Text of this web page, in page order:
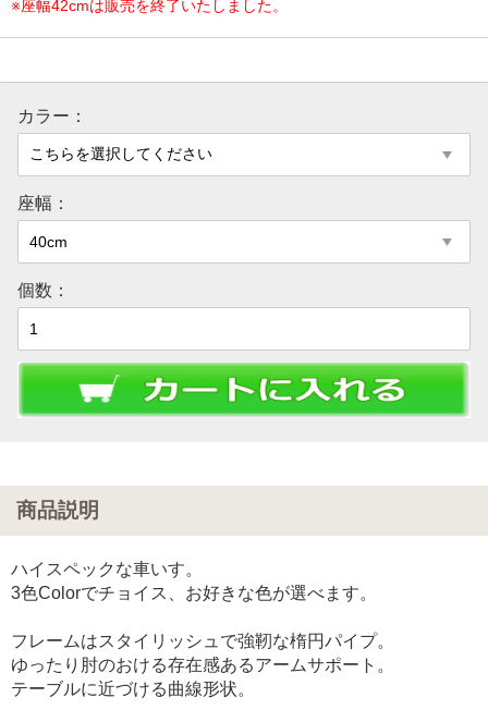
※座幅42cmは販売を終了いたしました。
カラー：
座幅：
個数：
商品説明
ハイスペックな車いす。
3色Colorでチョイス、お好きな色が選べます。
フレームはスタイリッシュで強靭な楕円パイプ。
ゆったり肘のおける存在感あるアームサポート。
テーブルに近づける曲線形状。